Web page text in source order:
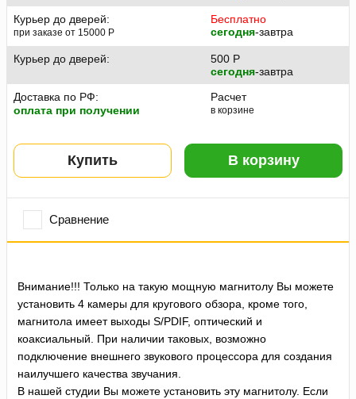
Курьер до дверей:
при заказе от 15000 P
Бесплатно
сегодня-завтра
Курьер до дверей: 500 P
сегодня-завтра
Доставка по РФ:
оплата при получении
Расчет
в корзине
Купить В корзину
Сравнение
Внимание!!! Только на такую мощную магнитолу Вы можете
установить 4 камеры для кругового обзора, кроме того,
магнитола имеет выходы S/PDIF, оптический и
коаксиальный. При наличии таковых, возможно
подключение внешнего звукового процессора для создания
наилучшего качества звучания.
В нашей студии Вы можете установить эту магнитолу. Если